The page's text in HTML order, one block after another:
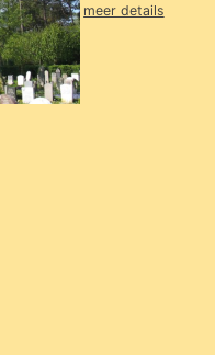
meer details